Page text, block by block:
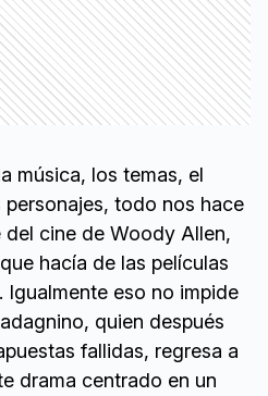
música, los temas, el
todo nos hace
cine de Woody Allen,
hacía de las películas
eso no impide
quien después
fallidas, regresa a
drama centrado en un